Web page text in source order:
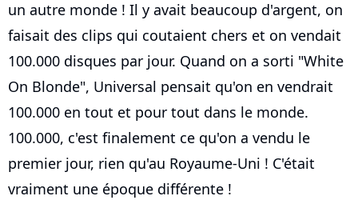
un autre monde ! Il y avait beaucoup d'argent, on
faisait des clips qui coutaient chers et on vendait
100.000 disques par jour. Quand on a sorti "White
On Blonde", Universal pensait qu'on en vendrait
100.000 en tout et pour tout dans le monde.
100.000, c'est finalement ce qu'on a vendu le
premier jour, rien qu'au Royaume-Uni ! C'était
vraiment une époque différente !